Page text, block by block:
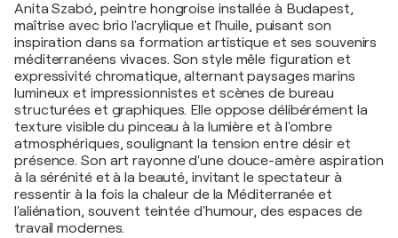
Anita Szabó, peintre hongroise installée à Budapest,
maîtrise avec brio l'acrylique et l'huile, puisant son
inspiration dans sa formation artistique et ses souvenirs
méditerranéens vivaces. Son style mêle figuration et
expressivité chromatique, alternant paysages marins
lumineux et impressionnistes et scènes de bureau
structurées et graphiques. Elle oppose délibérément la
texture visible du pinceau à la lumière et à l'ombre
atmosphériques, soulignant la tension entre désir et
présence. Son art rayonne d'une douce-amère aspiration
à la sérénité et à la beauté, invitant le spectateur à
ressentir à la fois la chaleur de la Méditerranée et
l'aliénation, souvent teintée d'humour, des espaces de
travail modernes.